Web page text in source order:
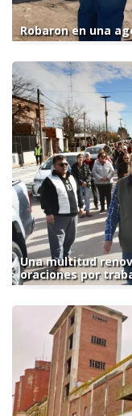
Robaron en una
Una multitud
oraciones por